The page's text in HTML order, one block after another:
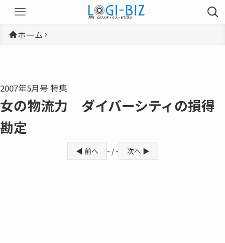
ホーム
2007年5月号 特集
女の物流力 ダイバーシティの損得
勘定
◀ 前へ - / - 次へ ▶